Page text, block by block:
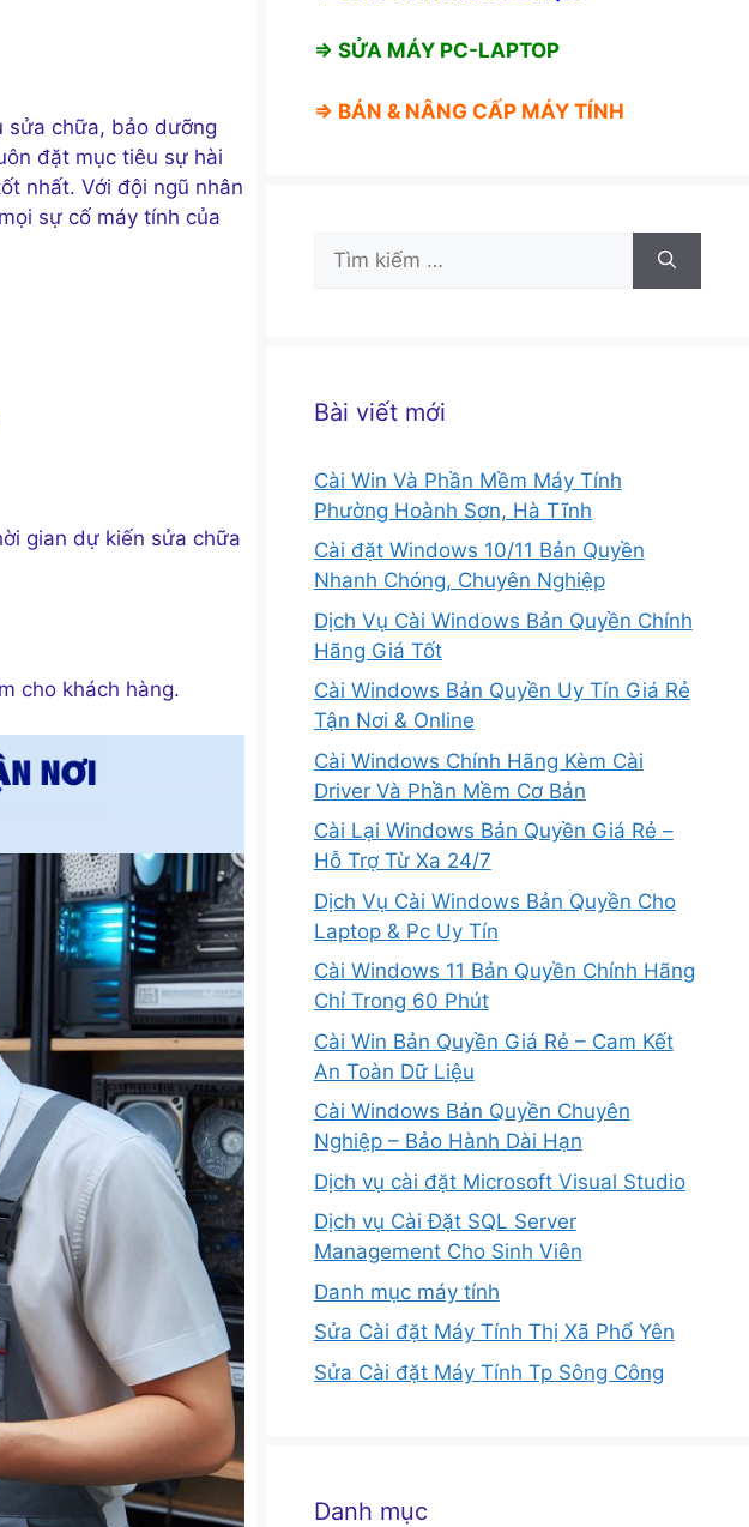
sửa chữa, bảo dưỡng
đặt mục tiêu sự hài
nhất. Với đội ngũ nhân
sự cố máy tính của
gian dự kiến sửa chữa
cho khách hàng.
⇒ SỬA MÁY PC-LAPTOP
⇒ BÁN & NÂNG CẤP MÁY TÍNH
Tìm
kiếm
Bài viết mới
Cài Win Và Phần Mềm Máy Tính
Phường Hoành Sơn, Hà Tĩnh
Cài đặt Windows 10/11 Bản Quyền
Nhanh Chóng, Chuyên Nghiệp
Dịch Vụ Cài Windows Bản Quyền Chính
Hãng Giá Tốt
Cài Windows Bản Quyền Uy Tín Giá Rẻ
Tận Nơi & Online
Cài Windows Chính Hãng Kèm Cài
Driver Và Phần Mềm Cơ Bản
Cài Lại Windows Bản Quyền Giá Rẻ –
Hỗ Trợ Từ Xa 24/7
Dịch Vụ Cài Windows Bản Quyền Cho
Laptop & Pc Uy Tín
Cài Windows 11 Bản Quyền Chính Hãng
Chỉ Trong 60 Phút
Cài Win Bản Quyền Giá Rẻ – Cam Kết
An Toàn Dữ Liệu
Cài Windows Bản Quyền Chuyên
Nghiệp – Bảo Hành Dài Hạn
Dịch vụ cài đặt Microsoft Visual Studio
Dịch vụ Cài Đặt SQL Server
Management Cho Sinh Viên
Danh mục máy tính
Sửa Cài đặt Máy Tính Thị Xã Phổ Yên
Sửa Cài đặt Máy Tính Tp Sông Công
Danh mục